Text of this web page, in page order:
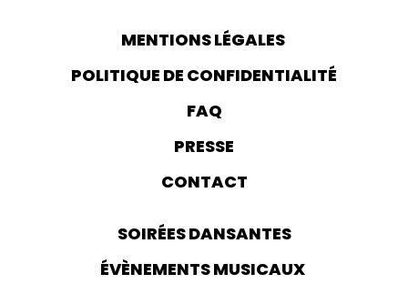
MENTIONS LÉGALES
POLITIQUE DE CONFIDENTIALITÉ
FAQ
PRESSE
CONTACT
SOIRÉES DANSANTES
ÉVÈNEMENTS MUSICAUX